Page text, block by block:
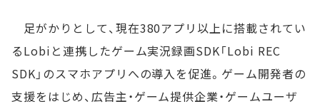
足がかりとして、現在380アプリ以上に搭載されてい
るLobiと連携したゲーム実況録画SDK「Lobi REC
SDK」のスマホアプリへの導入を促進。ゲーム開発者の
支援をはじめ、広告主・ゲーム提供企業・ゲームユーザ